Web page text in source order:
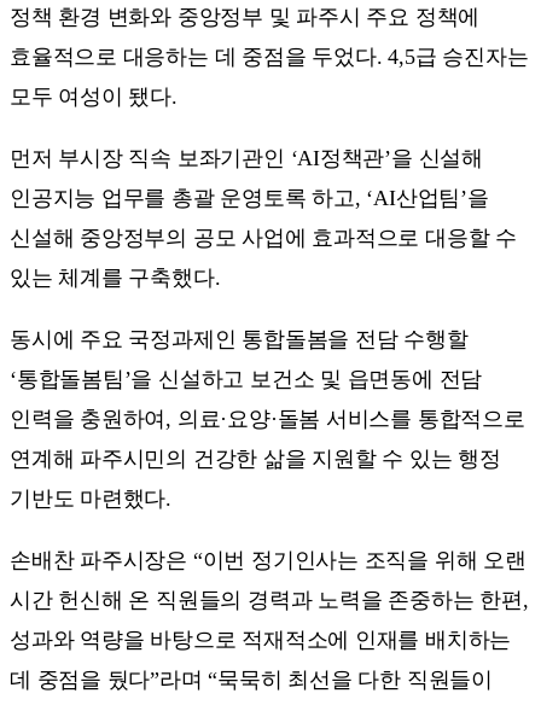
정책 환경 변화와 중앙정부 및 파주시 주요 정책에
효율적으로 대응하는 데 중점을 두었다. 4,5급 승진자는
모두 여성이 됐다.
먼저 부시장 직속 보좌기관인 ‘AI정책관’을 신설해
인공지능 업무를 총괄 운영토록 하고, ‘AI산업팀’을
신설해 중앙정부의 공모 사업에 효과적으로 대응할 수
있는 체계를 구축했다.
동시에 주요 국정과제인 통합돌봄을 전담 수행할
‘통합돌봄팀’을 신설하고 보건소 및 읍면동에 전담
인력을 충원하여, 의료·요양·돌봄 서비스를 통합적으로
연계해 파주시민의 건강한 삶을 지원할 수 있는 행정
기반도 마련했다.
손배찬 파주시장은 “이번 정기인사는 조직을 위해 오랜
시간 헌신해 온 직원들의 경력과 노력을 존중하는 한편,
성과와 역량을 바탕으로 적재적소에 인재를 배치하는
데 중점을 뒀다”라며 “묵묵히 최선을 다한 직원들이